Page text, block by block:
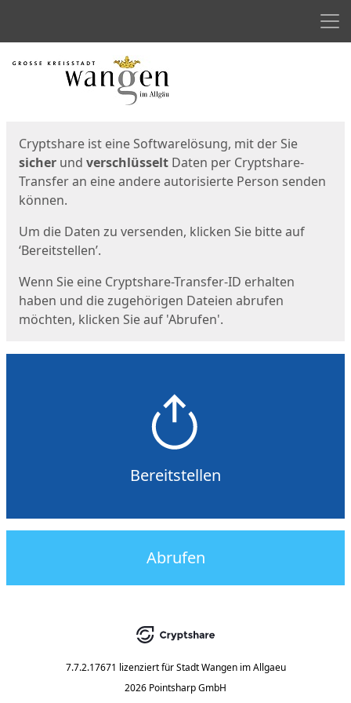
Start
Cryptshare ist eine Softwarelösung, mit der Sie
sicher und verschlüsselt Daten per Cryptshare-
Transfer an eine andere autorisierte Person senden
können.
Um die Daten zu versenden, klicken Sie bitte auf
‘Bereitstellen’.
Wenn Sie eine Cryptshare-Transfer-ID erhalten
haben und die zugehörigen Dateien abrufen
möchten, klicken Sie auf 'Abrufen'.
Bereitstellen
Abrufen
7.7.2.17671 lizenziert für Stadt Wangen im Allgaeu
2026 Pointsharp GmbH